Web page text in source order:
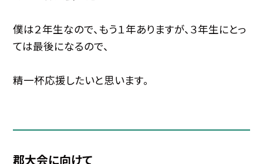
僕は２年生なので、もう１年ありますが、３年生にとっ
ては最後になるので、
精一杯応援したいと思います。
郡大会に向けて